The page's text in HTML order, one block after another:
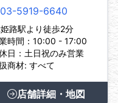
03-5919-6640
路駅より徒歩2分
時間：10:00 - 17:00
日：土日祝のみ営業
商材: すべて
店舗詳細・地図